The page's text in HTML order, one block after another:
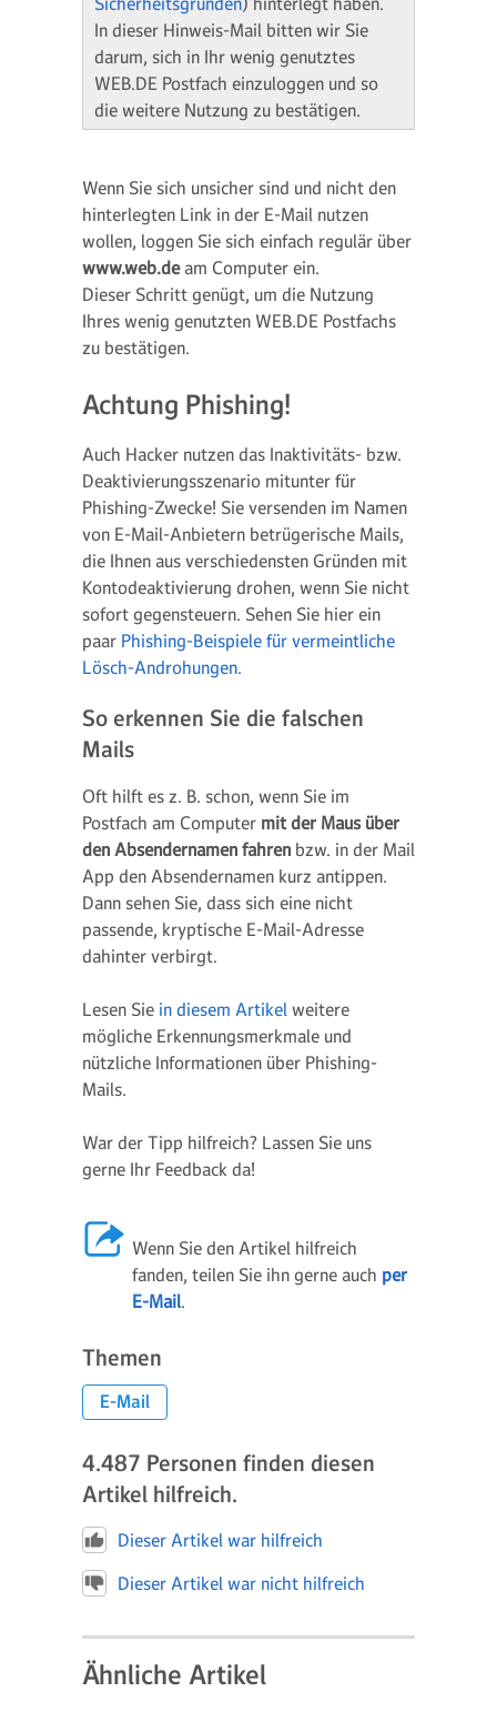
In dieser Hinweis-Mail bitten wir Sie
darum, sich in Ihr wenig genutztes
WEB.DE Postfach einzuloggen und so
die weitere Nutzung zu bestätigen.
Wenn Sie sich unsicher sind und nicht den
hinterlegten Link in der E-Mail nutzen
wollen, loggen Sie sich einfach regulär über
www.web.deam Computer ein.
Dieser Schritt genügt, um die Nutzung
Ihres wenig genutzten WEB.DE Postfachs
zu bestätigen.
Achtung Phishing!
Auch Hacker nutzen das Inaktivitäts- bzw.
Deaktivierungsszenario mitunter für
Phishing-Zwecke! Sie versenden im Namen
von E-Mail-Anbietern betrügerische Mails,
die Ihnen aus verschiedensten Gründen mit
Kontodeaktivierung drohen, wenn Sie nicht
sofort gegensteuern. Sehen Sie hier ein
paar Phishing-Beispiele für vermeintliche
Lösch-Androhungen.
So erkennen Sie die falschen
Mails
Oft hilft es z. B. schon, wenn Sie im
Postfach am Computer mit der Maus über
den Absendernamen fahren bzw. in der Mail
App den Absendernamen kurz antippen.
Dann sehen Sie, dass sich eine nicht
passende, kryptische E-Mail-Adresse
dahinter verbirgt.
Lesen Sie in diesem Artikel weitere
mögliche Erkennungsmerkmale und
nützliche Informationen über Phishing-
Mails.
War der Tipp hilfreich? Lassen Sie uns
gerne Ihr Feedback da!
Wenn Sie den Artikel hilfreich
fanden, teilen Sie ihn gerne auch per
E-Mail.
Themen
E-Mail
4.487 Personen finden diesen
Artikel hilfreich.
Dieser Artikel war hilfreich
Dieser Artikel war nicht hilfreich
Ähnliche Artikel